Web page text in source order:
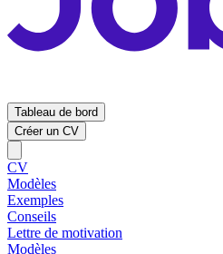
Tableau de bord
Créer un CV
CV
Modèles
Exemples
Conseils
Lettre de motivation
Modèles